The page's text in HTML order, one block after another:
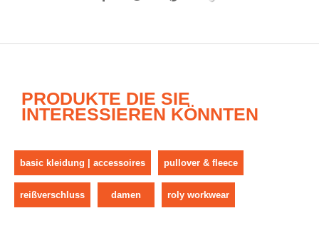
PRODUKTE DIE SIE
INTERESSIEREN KÖNNTEN
basic kleidung | accessoires pullover & fleece
reißverschluss damen roly workwear